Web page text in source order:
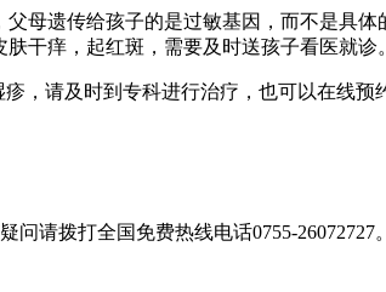
遗传给孩子的是过敏基因，而不是具体
干痒，起红斑，需要及时送孩子看医就诊。
，请及时到专科进行治疗，也可以在线
问请拨打全国免费热线电话0755-26072727。